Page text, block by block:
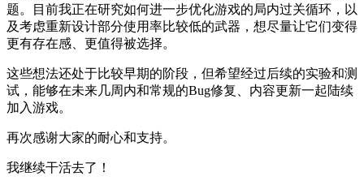
题。目前我正在研究如何进一步优化游戏的局内过关循环，以
及考虑重新设计部分使用率比较低的武器，想尽量让它们变得
更有存在感、更值得被选择。
这些想法还处于比较早期的阶段，但希望经过后续的实验和测
试，能够在未来几周内和常规的Bug修复、内容更新一起陆续
加入游戏。
再次感谢大家的耐心和支持。
我继续干活去了！